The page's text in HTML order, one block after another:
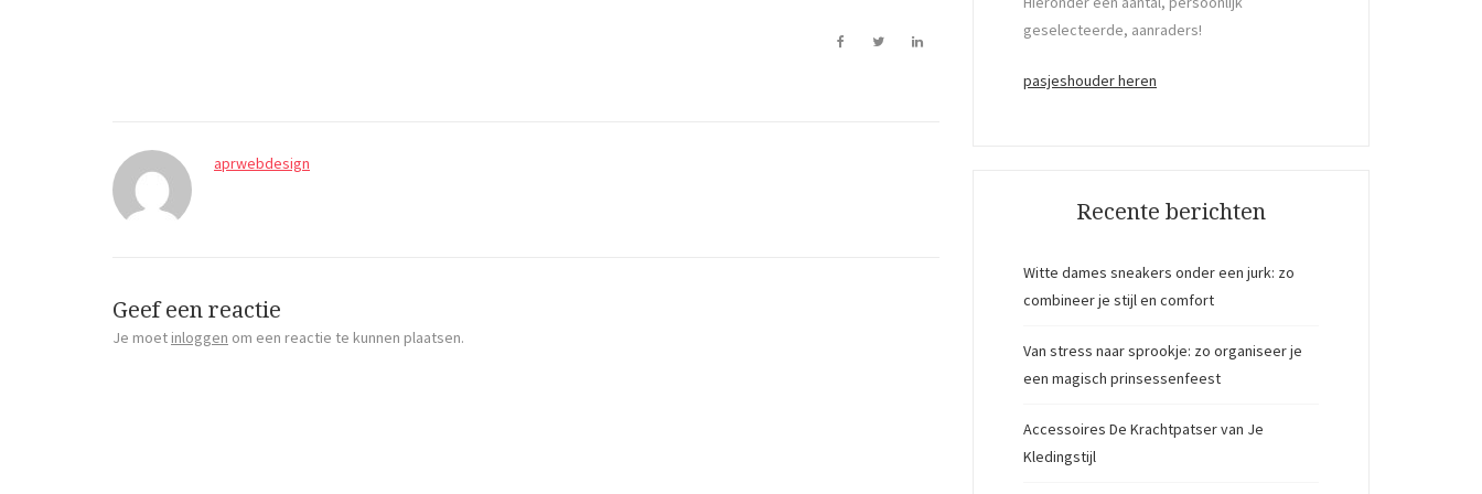
aprwebdesign
Geef een reactie
Je moet inloggen om een reactie te kunnen plaatsen.
geselecteerde, aanraders!
pasjeshouder heren
Recente berichten
Witte dames sneakers onder een jurk: zo
combineer je stijl en comfort
Van stress naar sprookje: zo organiseer je
een magisch prinsessenfeest
Accessoires De Krachtpatser van Je
Kledingstijl